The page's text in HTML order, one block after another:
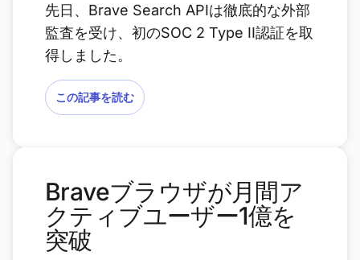
先日、Brave Search APIは徹底的な外部
監査を受け、初のSOC 2 Type II認証を取
得しました。
この記事を読む
Braveブラウザが月間ア
クティブユーザー1億を
突破